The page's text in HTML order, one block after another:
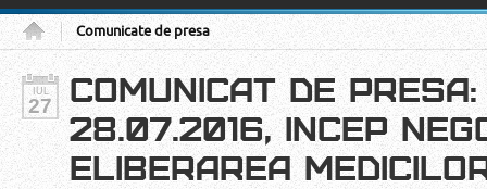
Comunicate de presa
IUL
27
COMUNICAT DE
28.07.2016, INCEP
ELIBERAREA